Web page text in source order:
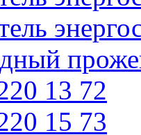
13 72
15 73